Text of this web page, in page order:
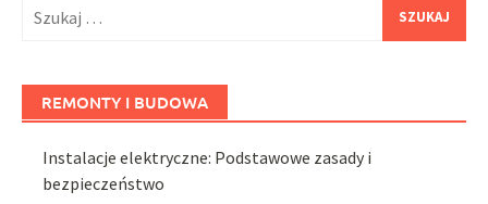
REMONTY I BUDOWA
Instalacje elektryczne: Podstawowe zasady i
bezpieczeństwo